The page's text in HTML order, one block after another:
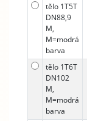
tělo 1T5T
DN88,9
M,
M=modrá
barva
tělo 1T6T
DN102
M,
M=modrá
barva